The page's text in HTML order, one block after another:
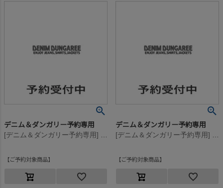
デニム＆ダンガリー予約専用
ご予約対象商品
デニム＆ダンガリー予約専用
ご予約対象商品